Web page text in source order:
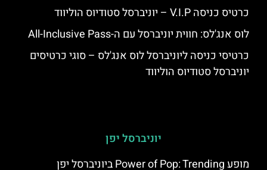
כרטיס כניסה V.I.P – יוניברסל סטודיוס הוליווד
לוס אנג'לס: חווית יוניברסל עם ה-All-Inclusive Pass
כרטיסי כניסה ליוניברסל לוס אנג'לס – סוגי כרטיסים
יוניברסל סטודיוס הוליווד
יוניברסל יפן
מופע Power of Pop: Trending ביוניברסל יפן